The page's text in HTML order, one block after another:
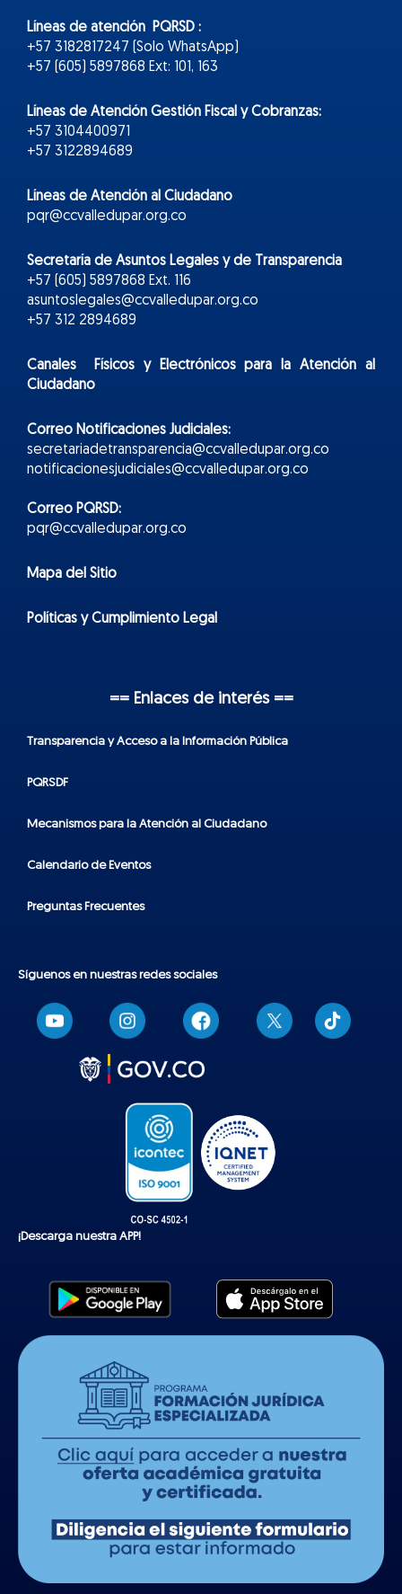
Líneas de atención PQRSD :
+57 3182817247 (Solo WhatsApp)
+57 (605) 5897868 Ext: 101, 163
Líneas de Atención Gestión Fiscal y Cobranzas:
+57 3104400971
+57 3122894689
Líneas de Atención al Ciudadano
pqr@ccvalledupar.org.co
Secretaría de Asuntos Legales y de Transparencia
+57 (605) 5897868 Ext. 116
asuntoslegales@ccvalledupar.org.co
+57 312 2894689
Canales Físicos yElectrónicospara la Atención al
Ciudadano
Correo Notificaciones Judiciales:
secretariadetransparencia@ccvalledupar.org.co
notificacionesjudiciales@ccvalledupar.org.co
Correo PQRSD:
pqr@ccvalledupar.org.co
Mapa del Sitio
Políticas y Cumplimiento Legal
== Enlaces de interés ==
Transparencia y Acceso a la Información Pública
PQRSDF
Mecanismos para la Atención al Ciudadano
Calendario de Eventos
Preguntas Frecuentes
Síguenos en nuestras redes sociales
T
i
k
¡Descarga nuestra APP!